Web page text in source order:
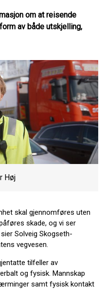
om at reisende
av både utskjelling,
Høj
skal gjennomføres uten
skade, og vi ser
Solveig Skogseth-
vegvesen.
tilfeller av
og fysisk. Mannskap
samt fysisk kontakt